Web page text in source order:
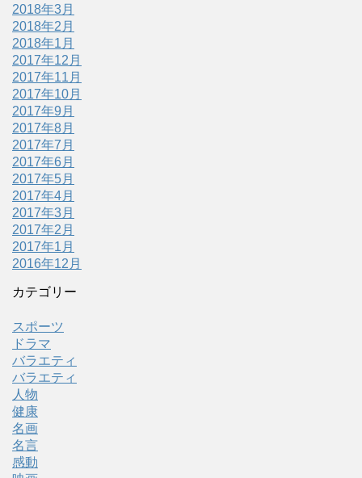
2018年3月
2018年2月
2018年1月
2017年12月
2017年11月
2017年10月
2017年9月
2017年8月
2017年7月
2017年6月
2017年5月
2017年4月
2017年3月
2017年2月
2017年1月
2016年12月
カテゴリー
スポーツ
ドラマ
バラエティ
バラエティ
人物
健康
名画
名言
感動